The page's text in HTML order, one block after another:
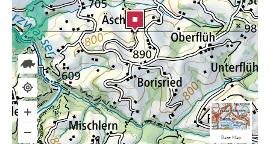
National maps b/w
National maps
Base Map
Aerial Imagery